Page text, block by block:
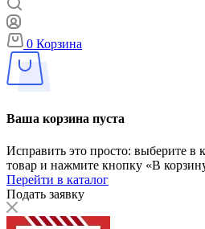
0 Корзина
Ваша корзина пуста
Исправить это просто: выберите в
товар и нажмите кнопку «В
Перейти в каталог
Подать заявку